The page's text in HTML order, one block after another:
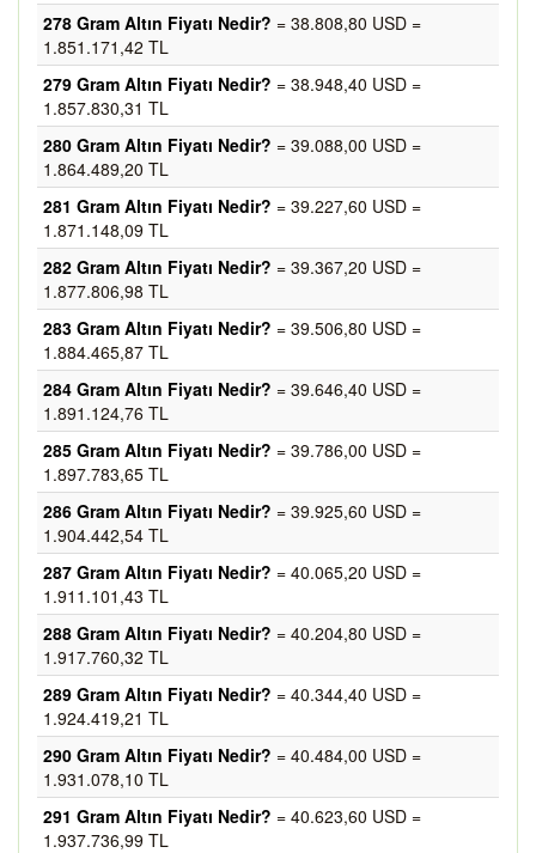
278 Gram Altın Fiyatı Nedir? = 38.808,80 USD =
1.851.171,42 TL
279 Gram Altın Fiyatı Nedir? = 38.948,40 USD =
1.857.830,31 TL
280 Gram Altın Fiyatı Nedir? = 39.088,00 USD =
1.864.489,20 TL
281 Gram Altın Fiyatı Nedir? = 39.227,60 USD =
1.871.148,09 TL
282 Gram Altın Fiyatı Nedir? = 39.367,20 USD =
1.877.806,98 TL
283 Gram Altın Fiyatı Nedir? = 39.506,80 USD =
1.884.465,87 TL
284 Gram Altın Fiyatı Nedir? = 39.646,40 USD =
1.891.124,76 TL
285 Gram Altın Fiyatı Nedir? = 39.786,00 USD =
1.897.783,65 TL
286 Gram Altın Fiyatı Nedir? = 39.925,60 USD =
1.904.442,54 TL
287 Gram Altın Fiyatı Nedir? = 40.065,20 USD =
1.911.101,43 TL
288 Gram Altın Fiyatı Nedir? = 40.204,80 USD =
1.917.760,32 TL
289 Gram Altın Fiyatı Nedir? = 40.344,40 USD =
1.924.419,21 TL
290 Gram Altın Fiyatı Nedir? = 40.484,00 USD =
1.931.078,10 TL
291 Gram Altın Fiyatı Nedir? = 40.623,60 USD =
1.937.736,99 TL